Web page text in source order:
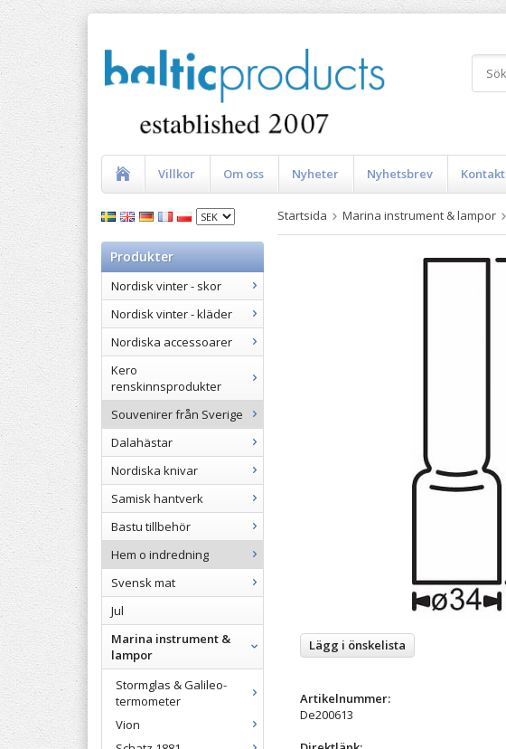
Villkor Om oss Nyheter Nyhetsbrev Kontakt
Produkter
Nordisk vinter - skor
Nordisk vinter - kläder
Nordiska accessoarer
Kero
renskinnsprodukter
Souvenirer från Sverige
Dalahästar
Nordiska knivar
Samisk hantverk
Bastu tillbehör
Hem o indredning
Svensk mat
Jul
Marina instrument &
lampor
Stormglas & Galileo-
termometer
Vion
Startsida Marina instrument & lampor
Lägg i önskelista
Artikelnummer:
De200613